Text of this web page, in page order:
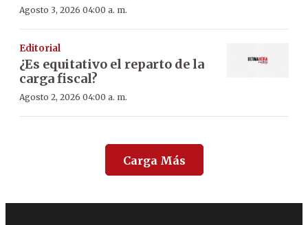
Agosto 3, 2026 04:00 a. m.
Editorial
¿Es equitativo el reparto de la
carga fiscal?
Agosto 2, 2026 04:00 a. m.
Carga Más